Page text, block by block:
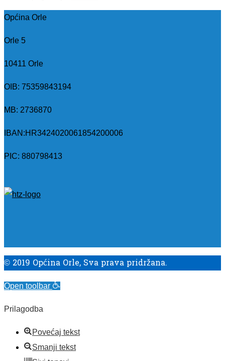
Općina Orle
Orle 5
10411 Orle
OIB: 75359843194
MB: 2736870
IBAN:HR3424020061854200006
PIC: 880798413
© 2019 Općina Orle, Sva prava pridržana.
Open toolbar
Prilagodba
Povećaj tekst
Smanji tekst